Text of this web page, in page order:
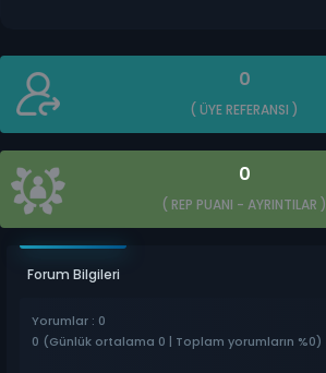
0
( ÜYE REFERANSI )
0
( REP PUANI - AYRINTILAR )
Forum Bilgileri
Yorumlar : 0
0 (Günlük ortalama 0 | Toplam yorumların %0)